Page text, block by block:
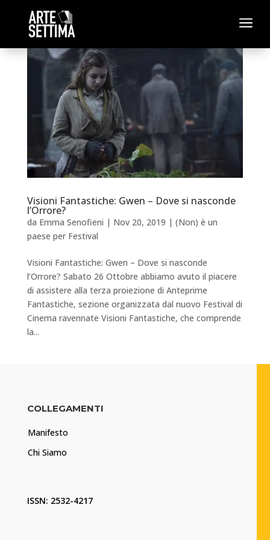
a
Visioni Fantastiche: Gwen – Dove si nasconde
l’Orrore?
da Emma Senofieni | Nov 20, 2019 | (Non) è un
paese per Festival
Visioni Fantastiche: Gwen – Dove si nasconde
l’Orrore? Sabato 26 Ottobre abbiamo avuto il piacere
di assistere alla terza proiezione di Anteprime
Fantastiche, sezione organizzata dal nuovo Festival di
Cinema ravennate Visioni Fantastiche, che comprende
la...
COLLEGAMENTI
Manifesto
Chi Siamo
ISSN: 2532-4217